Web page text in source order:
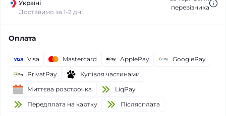
Україні
Доставимо за 1-2 дні
перевізника
Оплата
Visa Mastercard ApplePay
GooglePay
PrivatPay
Купівля частинами
Миттєва розстрочка
LiqPay
Передплата на картку
Пiслясплата